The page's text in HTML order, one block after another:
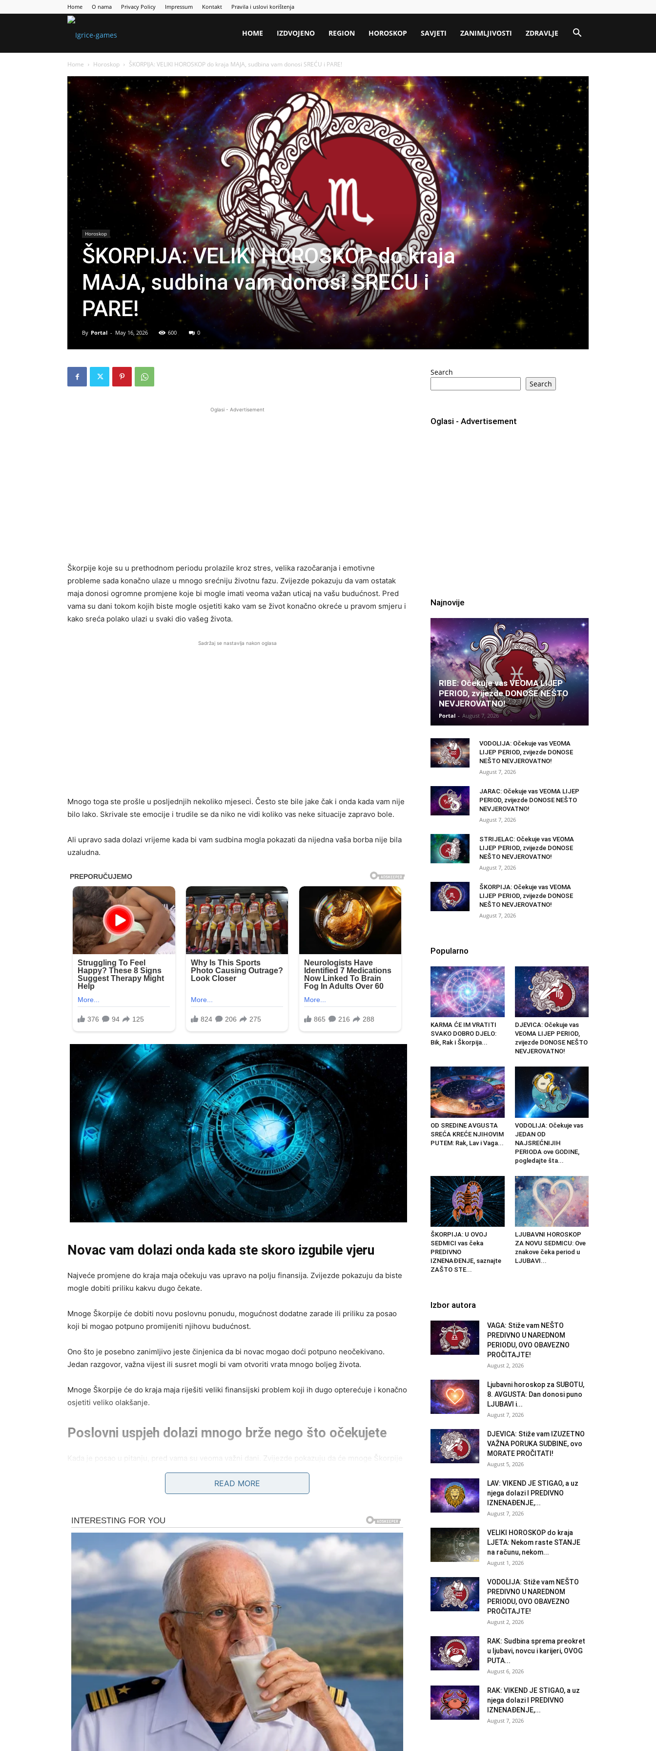
Home O nama Privacy Policy Impressum Kontakt Pravila i uslovi korištenja
HOME IZDVOJENO REGION HOROSKOP SAVJETI ZANIMLJIVOSTI ZDRAVLJE
Home Horoskop ŠKORPIJA: VELIKI HOROSKOP do kraja MAJA, sudbina vam donosi SREĆU i PARE!
Horoskop
ŠKORPIJA: VELIKI HOROSKOP do kraja
MAJA, sudbina vam donosi SREĆU i
PARE!
By Portal - May 16, 2026 600 0
Oglasi - Advertisement
Škorpije koje su u prethodnom periodu prolazile kroz stres, velika razočaranja i emotivne
probleme sada konačno ulaze u mnogo srećniju životnu fazu. Zvijezde pokazuju da vam ostatak
maja donosi ogromne promjene koje bi mogle imati veoma važan uticaj na vašu budućnost. Pred
vama su dani tokom kojih biste mogle osjetiti kako vam se život konačno okreće u pravom smjeru i
kako sreća polako ulazi u svaki dio vašeg života.
Sadržaj se nastavlja nakon oglasa
Mnogo toga ste prošle u posljednjih nekoliko mjeseci. Često ste bile jake čak i onda kada vam nije
bilo lako. Skrivale ste emocije i trudile se da niko ne vidi koliko vas neke situacije zapravo bole.
Ali upravo sada dolazi vrijeme kada bi vam sudbina mogla pokazati da nijedna vaša borba nije bila
uzaludna.
Novac vam dolazi onda kada ste skoro izgubile vjeru
Najveće promjene do kraja maja očekuju vas upravo na polju finansija. Zvijezde pokazuju da biste
mogle dobiti priliku kakvu dugo čekate.
Mnoge Škorpije će dobiti novu poslovnu ponudu, mogućnost dodatne zarade ili priliku za posao
koji bi mogao potpuno promijeniti njihovu budućnost.
Ono što je posebno zanimljivo jeste činjenica da bi novac mogao doći potpuno neočekivano.
Jedan razgovor, važna vijest ili susret mogli bi vam otvoriti vrata mnogo boljeg života.
Mnoge Škorpije će do kraja maja riješiti veliki finansijski problem koji ih dugo opterećuje i konačno
osjetiti veliko olakšanje.
Poslovni uspjeh dolazi mnogo brže nego što očekujete
Kada je posao u pitanju, pred vama su veoma važni dani. Zvijezde pokazuju da će mnoge Škorpije
imati priliku da pokažu koliko vrijede.
Ako ste dugo čekale priznanje, unapređenje ili promjenu posla, sada dolazi period tokom kojeg bi
već duže vrijeme razmišljaju o velikim poslovnim promjenama.
Sudbina vam sada otvara vrata uspjeha i veoma je važno da ne sumnjate u sebe.
READ MORE
Search
Search
Oglasi - Advertisement
Najnovije
RIBE: Očekuje vas VEOMA LIJEP
PERIOD, zvijezde DONOSE NEŠTO
NEVJEROVATNO!
Portal - August 7, 2026
VODOLIJA: Očekuje vas VEOMA
LIJEP PERIOD, zvijezde DONOSE
NEŠTO NEVJEROVATNO!
August 7, 2026
JARAC: Očekuje vas VEOMA LIJEP
PERIOD, zvijezde DONOSE NEŠTO
NEVJEROVATNO!
August 7, 2026
STRIJELAC: Očekuje vas VEOMA
LIJEP PERIOD, zvijezde DONOSE
NEŠTO NEVJEROVATNO!
August 7, 2026
ŠKORPIJA: Očekuje vas VEOMA
LIJEP PERIOD, zvijezde DONOSE
NEŠTO NEVJEROVATNO!
August 7, 2026
Popularno
KARMA ĆE IM VRATITI
SVAKO DOBRO DJELO:
Bik, Rak i Škorpija...
DJEVICA: Očekuje vas
VEOMA LIJEP PERIOD,
zvijezde DONOSE NEŠTO
NEVJEROVATNO!
OD SREDINE AVGUSTA
SREĆA KREĆE NJIHOVIM
PUTEM: Rak, Lav i Vaga...
VODOLIJA: Očekuje vas
JEDAN OD
NAJSREĆNIJIH
PERIODA ove GODINE,
pogledajte šta...
ŠKORPIJA: U OVOJ
SEDMICI vas čeka
PREDIVNO
IZNENAĐENJE, saznajte
ZAŠTO STE...
LJUBAVNI HOROSKOP
ZA NOVU SEDMICU: Ove
znakove čeka period u
LJUBAVI...
Izbor autora
VAGA: Stiže vam NEŠTO
PREDIVNO U NAREDNOM
PERIODU, OVO OBAVEZNO
PROČITAJTE!
August 2, 2026
Ljubavni horoskop za SUBOTU,
8. AVGUSTA: Dan donosi puno
LJUBAVI i...
August 7, 2026
DJEVICA: Stiže vam IZUZETNO
VAŽNA PORUKA SUDBINE, ovo
MORATE PROČITATI!
August 5, 2026
LAV: VIKEND JE STIGAO, a uz
njega dolazi I PREDIVNO
IZNENAĐENJE,...
August 7, 2026
VELIKI HOROSKOP do kraja
LJETA: Nekom raste STANJE
na računu, nekom...
August 1, 2026
VODOLIJA: Stiže vam NEŠTO
PREDIVNO U NAREDNOM
PERIODU, OVO OBAVEZNO
PROČITAJTE!
August 2, 2026
RAK: Sudbina sprema preokret
u ljubavi, novcu i karijeri, OVOG
PUTA...
August 6, 2026
RAK: VIKEND JE STIGAO, a uz
njega dolazi I PREDIVNO
IZNENAĐENJE,...
August 7, 2026